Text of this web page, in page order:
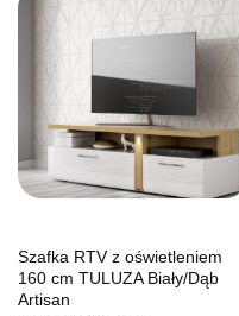
Szafka RTV z oświetleniem
160 cm TULUZA Biały/Dąb
Artisan